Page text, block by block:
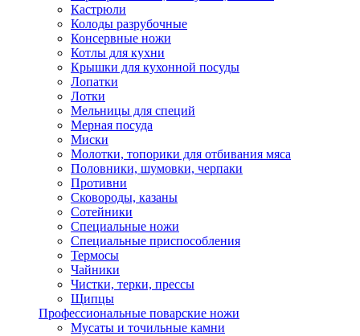
Кастрюли
Колоды разрубочные
Консервные ножи
Котлы для кухни
Крышки для кухонной посуды
Лопатки
Лотки
Мельницы для специй
Мерная посуда
Миски
Молотки, топорики для отбивания мяса
Половники, шумовки, черпаки
Противни
Сковороды, казаны
Сотейники
Специальные ножи
Специальные приспособления
Термосы
Чайники
Чистки, терки, прессы
Щипцы
Профессиональные поварские ножи
Мусаты и точильные камни